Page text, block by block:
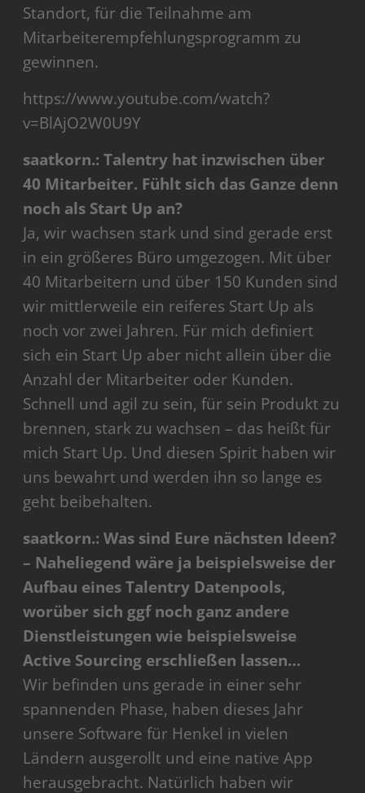
Standort, für die Teilnahme am
Mitarbeiterempfehlungsprogramm zu
gewinnen.
https://www.youtube.com/watch?
v=BlAjO2W0U9Y
saatkorn.: Talentry hat inzwischen über
40 Mitarbeiter. Fühlt sich das Ganze denn
noch als Start Up an?
Ja, wir wachsen stark und sind gerade erst
in ein größeres Büro umgezogen. Mit über
40 Mitarbeitern und über 150 Kunden sind
wir mittlerweile ein reiferes Start Up als
noch vor zwei Jahren. Für mich definiert
sich ein Start Up aber nicht allein über die
Anzahl der Mitarbeiter oder Kunden.
Schnell und agil zu sein, für sein Produkt zu
brennen, stark zu wachsen – das heißt für
mich Start Up. Und diesen Spirit haben wir
uns bewahrt und werden ihn so lange es
geht beibehalten.
saatkorn.: Was sind Eure nächsten Ideen?
– Naheliegend wäre ja beispielsweise der
Aufbau eines Talentry Datenpools,
worüber sich ggf noch ganz andere
Dienstleistungen wie beispielsweise
Active Sourcing erschließen lassen…
Wir befinden uns gerade in einer sehr
spannenden Phase, haben dieses Jahr
unsere Software für Henkel in vielen
Ländern ausgerollt und eine native App
herausgebracht. Natürlich haben wir